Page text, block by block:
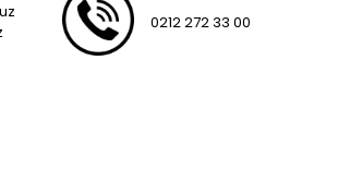
0212 272 33 00